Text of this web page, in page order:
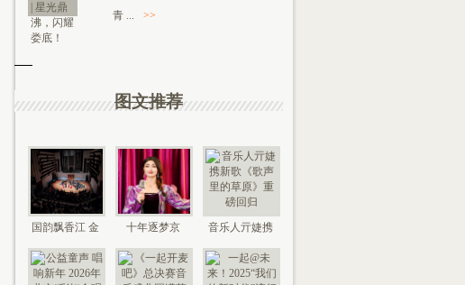
青 ... >>
图文推荐
国韵飘香江 金
钟鸣未来 “时代
国
十年逐梦京
城，以艺传情
家乡——
音乐人亓婕携
新歌《歌声里
的草